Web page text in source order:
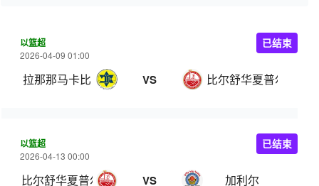
以篮超
2026-04-09 01:00
拉那那马卡比 VS 比尔舒华夏普尔
已结束
以篮超
2026-04-13 00:00
比尔舒华夏普尔 VS 加利尔
已结束